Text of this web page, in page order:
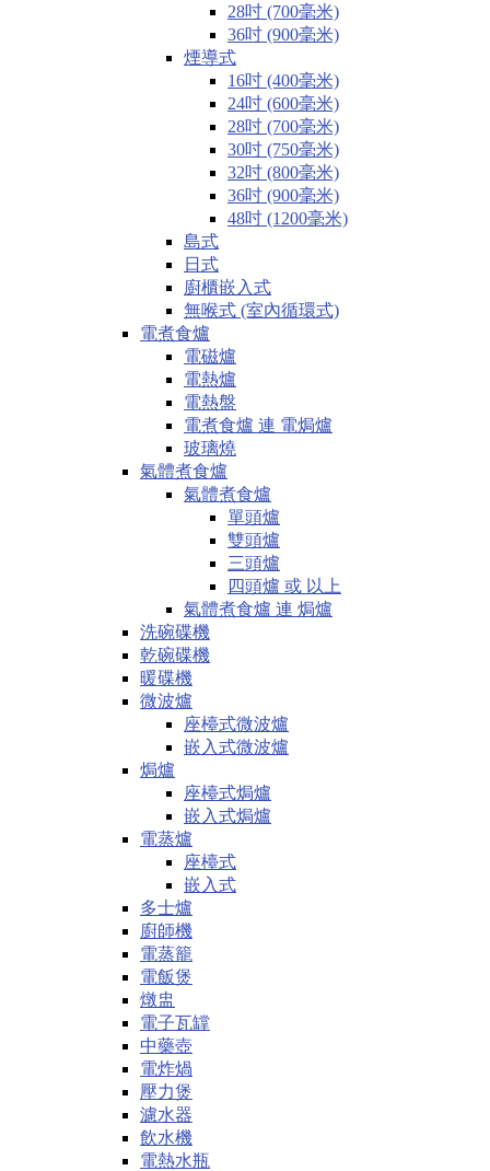
28吋 (700毫米)
36吋 (900毫米)
煙導式
16吋 (400毫米)
24吋 (600毫米)
28吋 (700毫米)
30吋 (750毫米)
32吋 (800毫米)
36吋 (900毫米)
48吋 (1200毫米)
島式
日式
廚櫃嵌入式
無喉式 (室內循環式)
電煮食爐
電磁爐
電熱爐
電熱盤
電煮食爐 連 電焗爐
玻璃燒
氣體煮食爐
氣體煮食爐
單頭爐
雙頭爐
三頭爐
四頭爐 或 以上
氣體煮食爐 連 焗爐
洗碗碟機
乾碗碟機
暖碟機
微波爐
座檯式微波爐
嵌入式微波爐
焗爐
座檯式焗爐
嵌入式焗爐
電蒸爐
座檯式
嵌入式
多士爐
廚師機
電蒸籠
電飯煲
燉盅
電子瓦罉
中藥壺
電炸煱
壓力煲
濾水器
飲水機
電熱水瓶